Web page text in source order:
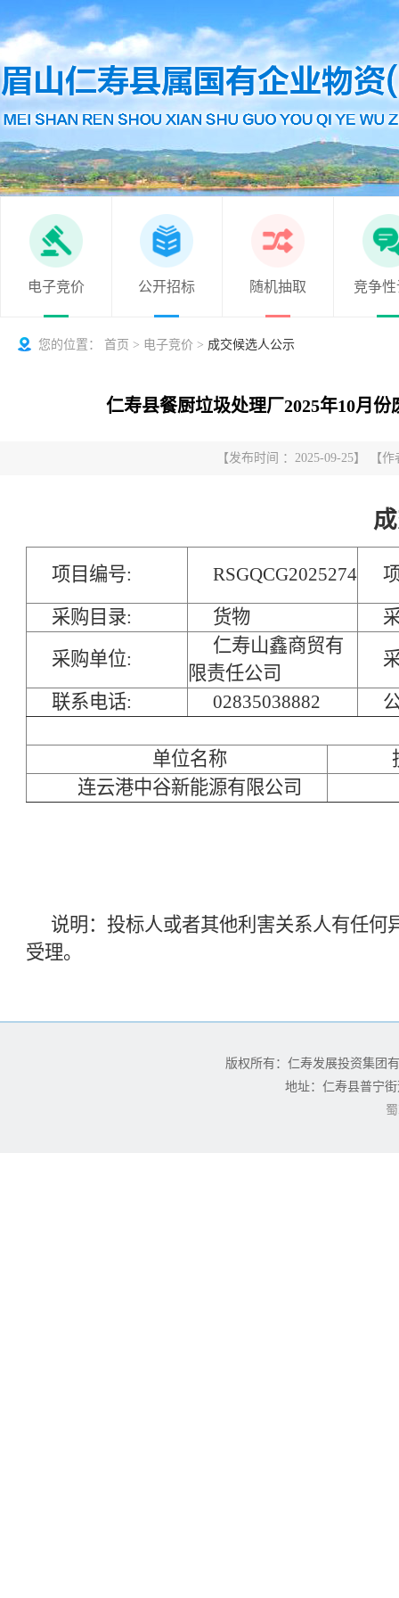
电子竞价 公开招标 随机抽取 竞争
您的位置： 首页 > 电子竞价 > 成交候选人公示
仁寿县餐厨垃圾处理厂2025年10月
【发布时间 ：2025-09-25】 【
项目编号: RSGQCG2025274
采购目录:
货物
采购单位:
仁寿山鑫商贸有
限责任公司
联系电话:
02835038882
单位名称
连云港中谷新能源有限公司
说明：投标人或者其他利害关系人有任
受理。
版权所有：仁寿发展投资集团
地址：仁寿县普宁